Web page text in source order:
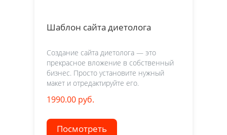
Шаблон сайта диетолога
Создание сайта диетолога — это
прекрасное вложение в собственный
бизнес. Просто установите нужный
макет и отредактируйте его.
1990.00 руб.
Посмотреть